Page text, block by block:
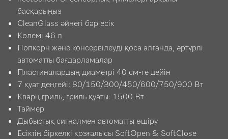
басқарыңыз
CleanGlass әйнегі бар есік
Көлемі 46 л
Попкорн және консервілеуді қоса алғанда, әртүрлі
автоматты бағдарламалар
Пластиналардың диаметрі 40 см-ге дейін
7 қуат деңгейі: 80/150/300/450/600/750/900 Вт
Кварц гриль, гриль қуаты: 1500 Вт
Таймер
Дыбыстық сигналмен автоматты өшіру
Есіктің біркелкі қозғалысы SoftOpen & SoftClose